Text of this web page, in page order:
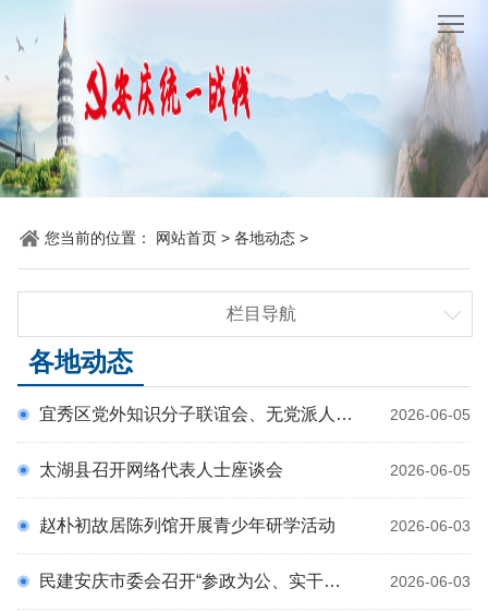
站
首
页
要
闻
聚
统
战
各
您当前的位置： 网站首页 > 各地动态 >
栏目导航
统战时讯
各地动态
他山之石
理论园地
通知公告
各地动态
2026-06-05
宜秀区党外知识分子联谊会、无党派人士召开“参政为公、实干为民”主题教育专题学习会暨工作部署会
2026-06-05
太湖县召开网络代表人士座谈会
2026-06-03
赵朴初故居陈列馆开展青少年研学活动
2026-06-03
民建安庆市委会召开“参政为公、实干为民”主题教育专题学习会